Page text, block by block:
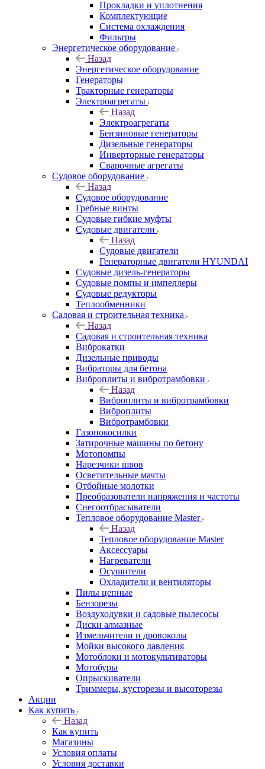
Прокладки и уплотнения
Комплектующие
Система охлаждения
Фильтры
Энергетическое оборудование
Назад
Энергетическое оборудование
Генераторы
Тракторные генераторы
Электроагрегаты
Назад
Электроагрегаты
Бензиновые генераторы
Дизельные генераторы
Инверторные генераторы
Сварочные агрегаты
Судовое оборудование
Назад
Судовое оборудование
Гребные винты
Судовые гибкие муфты
Судовые двигатели
Назад
Судовые двигатели
Генераторные двигатели HYUNDAI
Судовые дизель-генераторы
Судовые помпы и импеллеры
Судовые редукторы
Теплообменники
Садовая и строительная техника
Назад
Садовая и строительная техника
Виброкатки
Дизельные приводы
Вибраторы для бетона
Виброплиты и вибротрамбовки
Назад
Виброплиты и вибротрамбовки
Виброплиты
Вибротрамбовки
Газонокосилки
Затирочные машины по бетону
Мотопомпы
Нарезчики швов
Осветительные мачты
Отбойные молотки
Преобразователи напряжения и частоты
Снегоотбрасыватели
Тепловое оборудование Master
Назад
Тепловое оборудование Master
Аксессуары
Нагреватели
Осушители
Охладители и вентиляторы
Пилы цепные
Бензорезы
Воздуходувки и садовые пылесосы
Диски алмазные
Измельчители и дровоколы
Мойки высокого давления
Мотоблоки и мотокультиваторы
Мотобуры
Опрыскиватели
Триммеры, кусторезы и высоторезы
Акции
Как купить
Назад
Как купить
Магазины
Условия оплаты
Условия доставки